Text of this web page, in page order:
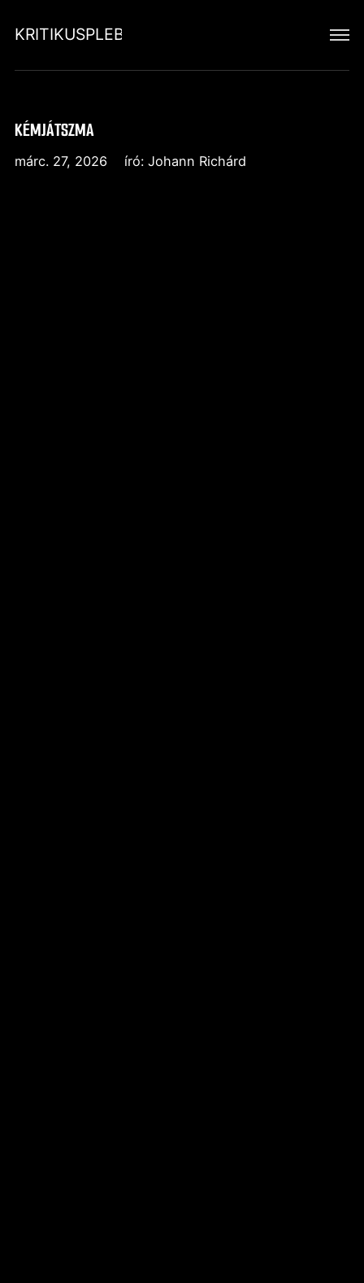
KRITIKUSPLEBEJUS
KÉMJÁTSZMA
márc. 27, 2026 író:Johann Richárd